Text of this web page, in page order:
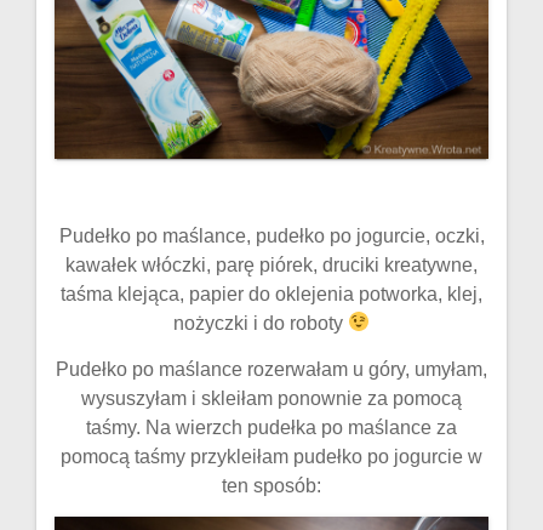
Pudełko po maślance, pudełko po jogurcie, oczki,
kawałek włóczki, parę piórek, druciki kreatywne,
taśma klejąca, papier do oklejenia potworka, klej,
nożyczki i do roboty
Pudełko po maślance rozerwałam u góry, umyłam,
wysuszyłam i skleiłam ponownie za pomocą
taśmy. Na wierzch pudełka po maślance za
pomocą taśmy przykleiłam pudełko po jogurcie w
ten sposób: